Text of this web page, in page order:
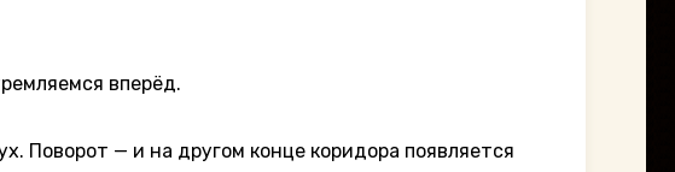
вперёд.
Поворот — и на другом конце коридора появляется